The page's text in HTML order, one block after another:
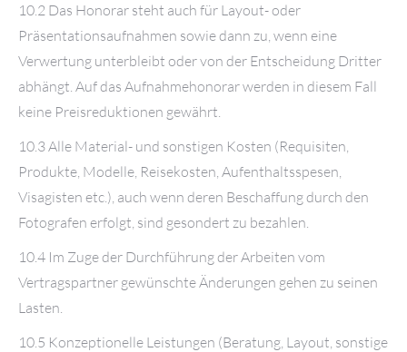
10.2 Das Honorar steht auch für Layout- oder
Präsentationsaufnahmen sowie dann zu, wenn eine
Verwertung unterbleibt oder von der Entscheidung Dritter
abhängt. Auf das Aufnahmehonorar werden in diesem Fall
keine Preisreduktionen gewährt.
10.3 Alle Material- und sonstigen Kosten (Requisiten,
Produkte, Modelle, Reisekosten, Aufenthaltsspesen,
Visagisten etc.), auch wenn deren Beschaffung durch den
Fotografen erfolgt, sind gesondert zu bezahlen.
10.4 Im Zuge der Durchführung der Arbeiten vom
Vertragspartner gewünschte Änderungen gehen zu seinen
Lasten.
10.5 Konzeptionelle Leistungen (Beratung, Layout, sonstige